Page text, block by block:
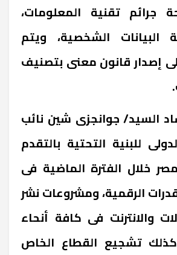
جرائم تقنية المعلومات،
البيانات الشخصية، ويتم
إصدار قانون معنى بتصنيف
السيد/ جوانجزى شين نائب
للبنية التحتية بالتقدم
خلال الفترة الماضية فى
الرقمية، ومشروعات نشر
والانترنت فى كافة أنحاء
تشجيع القطاع الخاص